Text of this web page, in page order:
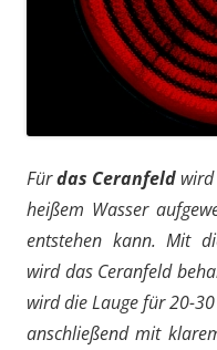
Fürdas Ceranfeld
heißem Wasser
entstehen kann. Mit
wird das Ceranfeld
wird die Lauge für 20-
anschließend mit